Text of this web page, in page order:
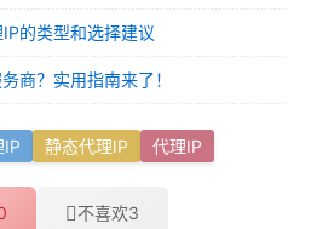
的类型和选择建议
商？实用指南来了！
IP 静态代理IP 代理IP
不喜欢3